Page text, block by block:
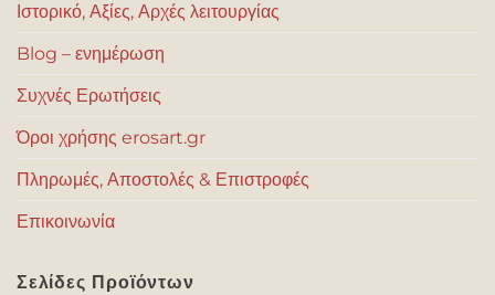
Ιστορικό, Αξίες, Αρχές λειτουργίας
Blog – ενημέρωση
Συχνές Ερωτήσεις
Όροι χρήσης erosart.gr
Πληρωμές, Αποστολές & Επιστροφές
Επικοινωνία
Σελίδες Προϊόντων